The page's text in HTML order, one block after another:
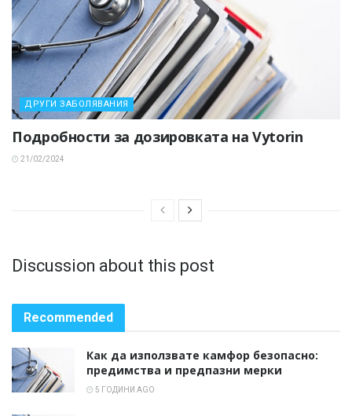
ДРУГИ ЗАБОЛЯВАНИЯ
Подробности за дозировката на Vytorin
21/02/2024
Discussion about this post
Recommended
Как да използвате камфор безопасно:
предимства и предпазни мерки
5 ГОДИНИ AGO